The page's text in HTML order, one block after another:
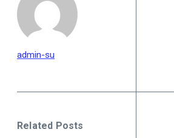
admin-su
Related Posts